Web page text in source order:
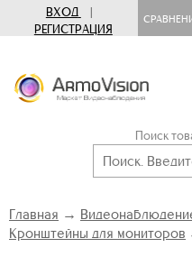
ВХОД
|
РЕГИСТРАЦИЯ
Поиск
Главная →
Кронштейны для мониторов